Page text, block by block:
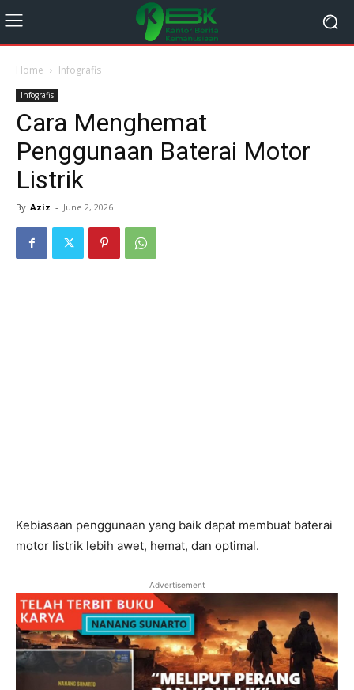
Home Infografis
Infografis
Cara Menghemat
Penggunaan Baterai Motor
Listrik
By Aziz - June 2, 2026
Kebiasaan penggunaan yang baik dapat membuat baterai
motor listrik lebih awet, hemat, dan optimal.
Advertisement